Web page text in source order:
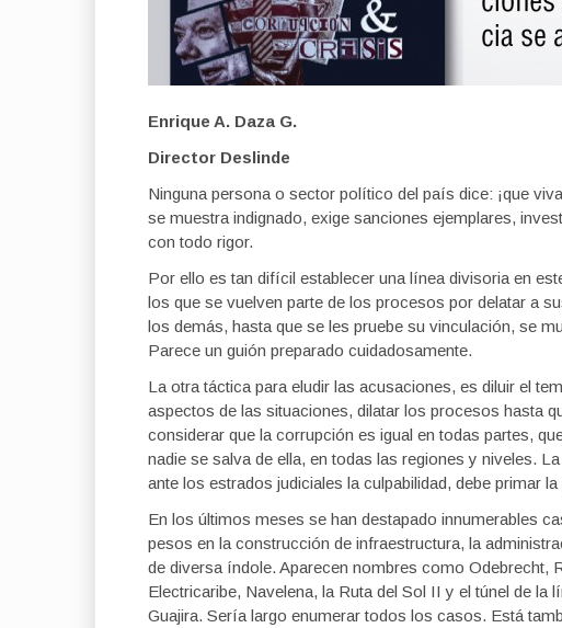
Enrique A. Daza G.
Director Deslinde
Ninguna persona o sector político del país dice: ¡que
se muestra indignado, exige sanciones ejemplares,
con todo rigor.
Por ello es tan difícil establecer una línea divisoria en
los que se vuelven parte de los procesos por delatar a
los demás, hasta que se les pruebe su vinculación, se
Parece un guión preparado cuidadosamente.
La otra táctica para eludir las acusaciones, es diluir el
aspectos de las situaciones, dilatar los procesos hasta
considerar que la corrupción es igual en todas partes,
nadie se salva de ella, en todas las regiones y niveles.
ante los estrados judiciales la culpabilidad, debe primar
En los últimos meses se han destapado innumerables
pesos en la construcción de infraestructura, la
de diversa índole. Aparecen nombres como Odebrecht,
Electricaribe, Navelena, la Ruta del Sol II y el túnel de la
Guajira. Sería largo enumerar todos los casos. Está